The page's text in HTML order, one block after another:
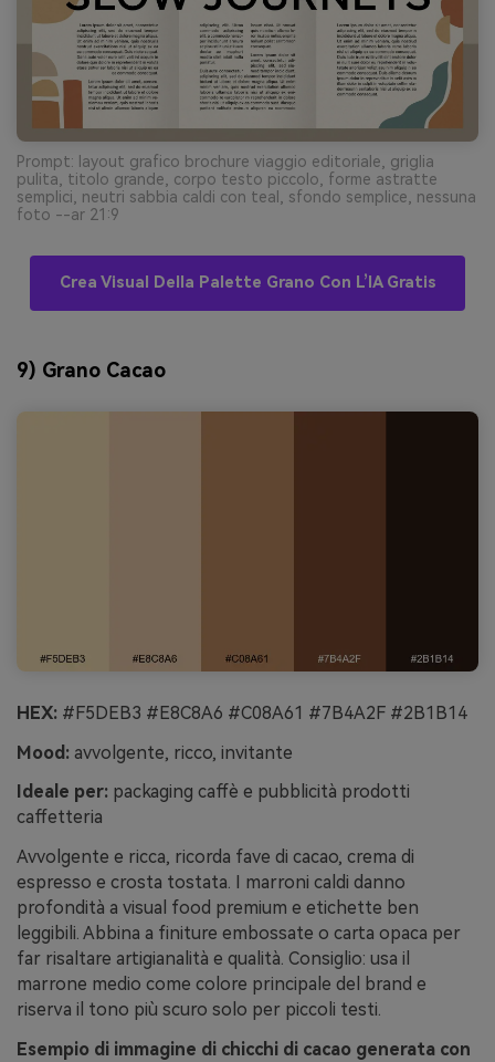
Prompt: layout grafico brochure viaggio editoriale, griglia
pulita, titolo grande, corpo testo piccolo, forme astratte
semplici, neutri sabbia caldi con teal, sfondo semplice, nessuna
foto --ar 21:9
Crea Visual Della Palette Grano Con L’IA Gratis
9) Grano Cacao
HEX: #F5DEB3 #E8C8A6 #C08A61 #7B4A2F #2B1B14
Mood: avvolgente, ricco, invitante
Ideale per: packaging caffè e pubblicità prodotti
caffetteria
Avvolgente e ricca, ricorda fave di cacao, crema di
espresso e crosta tostata. I marroni caldi danno
profondità a visual food premium e etichette ben
leggibili. Abbina a finiture embossate o carta opaca per
far risaltare artigianalità e qualità. Consiglio: usa il
marrone medio come colore principale del brand e
riserva il tono più scuro solo per piccoli testi.
Esempio di immagine di chicchi di cacao generata con